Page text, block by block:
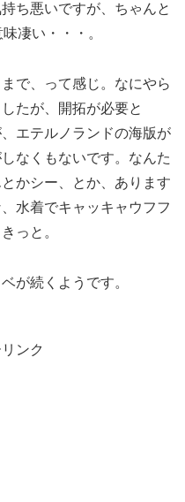
ち悪いですが、ちゃんと
凄い・・・。
で、って感じ。なにやら
たが、開拓が必要と
エテルノランドの海版が
なくもないです。なんた
かシー、とか、あります
水着でキャッキャウフフ
っと。
が続くようです。
ンク